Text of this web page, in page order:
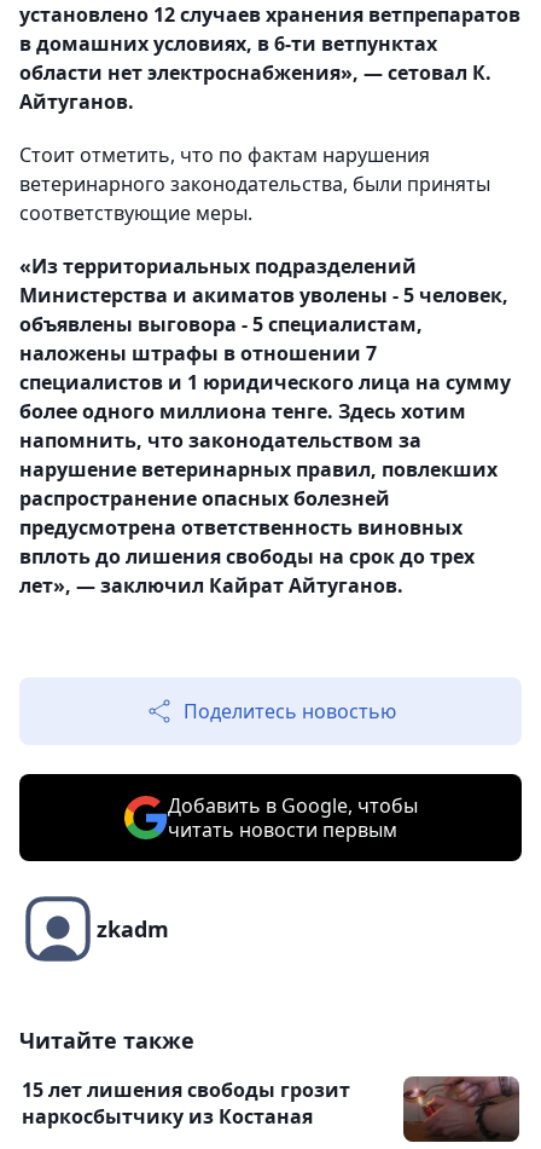
установлено 12 случаев хранения ветпрепаратов
в домашних условиях, в 6-ти ветпунктах
области нет электроснабжения», — сетовал К.
Айтуганов.
Стоит отметить, что по фактам нарушения
ветеринарного законодательства, были приняты
соответствующие меры.
«Из территориальных подразделений
Министерства и акиматов уволены - 5 человек,
объявлены выговора - 5 специалистам,
наложены штрафы в отношении 7
специалистов и 1 юридического лица на сумму
более одного миллиона тенге. Здесь хотим
напомнить, что законодательством за
нарушение ветеринарных правил, повлекших
распространение опасных болезней
предусмотрена ответственность виновных
вплоть до лишения свободы на срок до трех
лет», — заключил Кайрат Айтуганов.
Поделитесь новостью
Добавить в Google, чтобы
читать новости первым
zkadm
Читайте также
15 лет лишения свободы грозит
наркосбытчику из Костаная